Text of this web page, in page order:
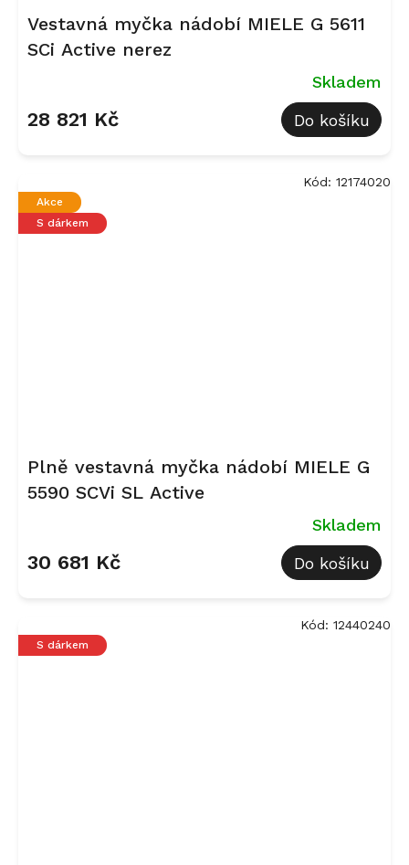
Vestavná myčka nádobí MIELE G 5611
SCi Active nerez
Skladem
28 821 Kč Do košíku
Akce
S dárkem
Plně vestavná myčka nádobí MIELE G
5590 SCVi SL Active
Skladem
30 681 Kč Do košíku
Kód: 12174020
S dárkem
Kód: 12440240